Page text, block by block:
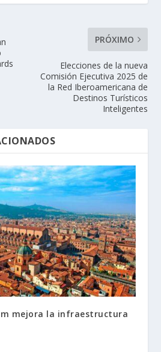
PRÓXIMO
Elecciones de la nueva
Comisión Ejecutiva 2025 de
la Red Iberoamericana de
Destinos Turísticos
Inteligentes
mejora la infraestructura